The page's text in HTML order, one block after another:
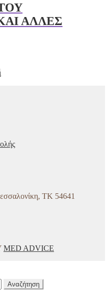
ΑΛΛΕΣ
ΤΚ 54641
MED ADVICE
Αναζήτηση